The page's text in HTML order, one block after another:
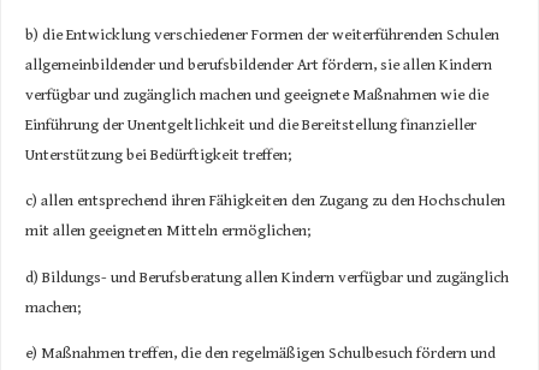
b) die Entwicklung verschiedener Formen der weiterführenden Schulen
allgemeinbildender und berufsbildender Art fördern, sie allen Kindern
verfügbar und zugänglich machen und geeignete Maßnahmen wie die
Einführung der Unentgeltlichkeit und die Bereitstellung finanzieller
Unterstützung bei Bedürftigkeit treffen;
c) allen entsprechend ihren Fähigkeiten den Zugang zu den Hochschulen
mit allen geeigneten Mitteln ermöglichen;
d) Bildungs- und Berufsberatung allen Kindern verfügbar und zugänglich
machen;
e) Maßnahmen treffen, die den regelmäßigen Schulbesuch fördern und